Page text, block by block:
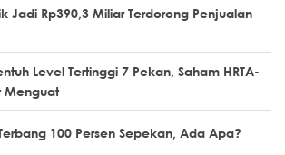
Jadi Rp390,3 Miliar Terdorong Penjualan
Level Tertinggi 7 Pekan, Saham HRTA-
Menguat
100 Persen Sepekan, Ada Apa?